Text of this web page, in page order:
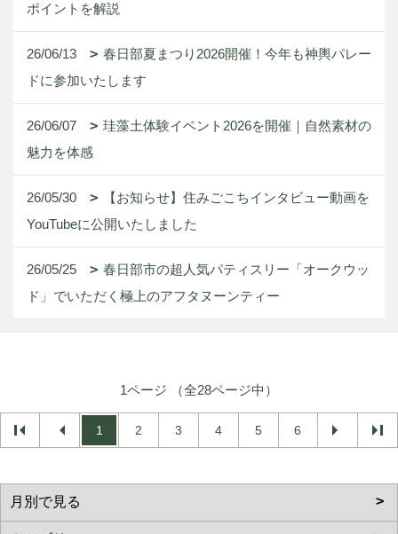
ポイントを解説
26/06/13
春日部夏まつり2026開催！今年も神輿パレー
ドに参加いたします
26/06/07
珪藻土体験イベント2026を開催｜自然素材の
魅力を体感
26/05/30
【お知らせ】住みごこちインタビュー動画を
YouTubeに公開いたしました
26/05/25
春日部市の超人気パティスリー「オークウッ
ド」でいただく極上のアフタヌーンティー
1ページ （全28ページ中）
1 2 3 4 5 6